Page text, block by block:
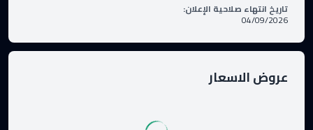
تاريخ انتهاء صلاحية الإعلان:
04/09/2026
عروض الاسعار